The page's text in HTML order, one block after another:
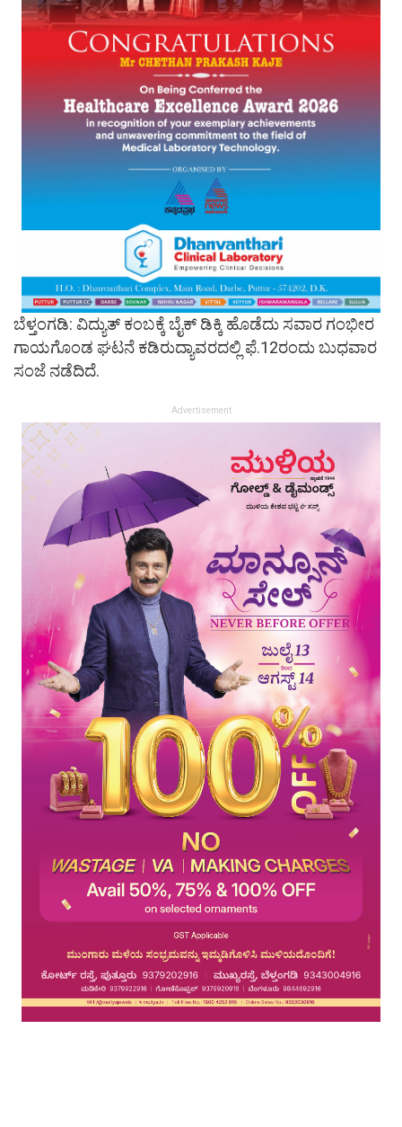
ಬೆಳ್ತಂಗಡಿ: ವಿದ್ಯುತ್ ಕಂಬಕ್ಕೆ ಬೈಕ್ ಡಿಕ್ಕಿ ಹೊಡೆದು ಸವಾರ ಗಂಭೀರ
ಗಾಯಗೊಂಡ ಘಟನೆ ಕಡಿರುದ್ಯಾವರದಲ್ಲಿ ಫೆ.12ರಂದು ಬುಧವಾರ
ಸಂಜೆ ನಡೆದಿದೆ.
Advertisement